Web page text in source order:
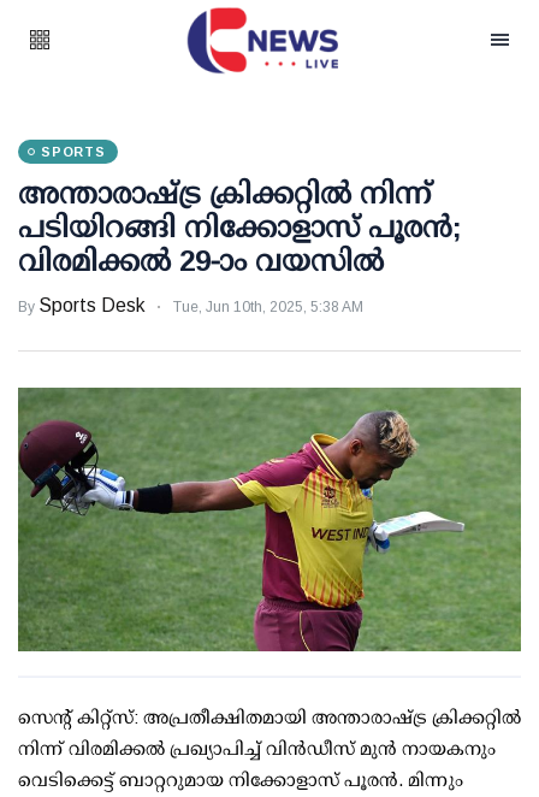
SPORTS
അന്താരാഷ്‌ട്ര ക്രിക്കറ്റിൽ നിന്ന്
പടിയിറങ്ങി നിക്കോളാസ് പൂരൻ;
വിരമിക്കൽ 29-ാം വയസിൽ
By Sports Desk Tue, Jun 10th, 2025, 5:38 AM
സെന്റ് കിറ്റ്‌സ്: അപ്രതീക്ഷിതമായി അന്താരാഷ്‌ട്ര ക്രിക്കറ്റിൽ
നിന്ന് വിരമിക്കൽ പ്രഖ്യാപിച്ച് വിൻഡീസ് മുൻ നായകനും
വെടിക്കെട്ട് ബാറ്ററുമായ നിക്കോളാസ് പൂരൻ. മിന്നും